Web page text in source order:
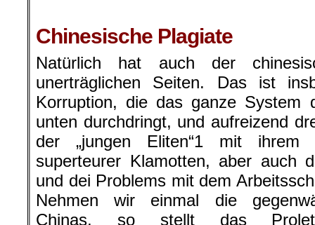
Chinesische Plagiate
Natürlich hat auch der
unerträglichen Seiten. Das ist
Korruption, die das ganze System
unten durchdringt, und aufreizend
der „jungen Eliten“1 mit ihrem
superteurer Klamotten, aber auch
und dei Problems mit dem
Nehmen wir einmal die
Chinas, so stellt das